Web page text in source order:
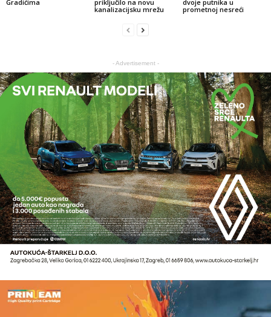
Gradićima
priključilo na novu
kanalizacijsku mrežu
dvoje putnika u
prometnoj nesreći
- Advertisement -